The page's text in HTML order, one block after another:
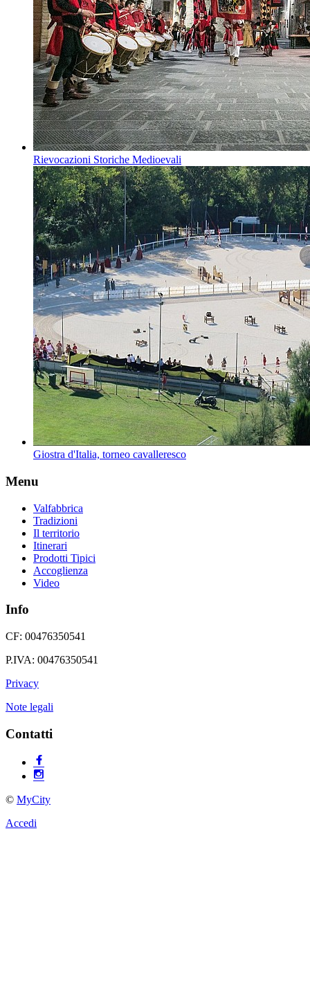
Rievocazioni Storiche Medioevali
Giostra d'Italia, torneo cavalleresco
Menu
Valfabbrica
Tradizioni
Il territorio
Itinerari
Prodotti Tipici
Accoglienza
Video
Info
CF: 00476350541
P.IVA: 00476350541
Privacy
Note legali
Contatti
© MyCity
Accedi